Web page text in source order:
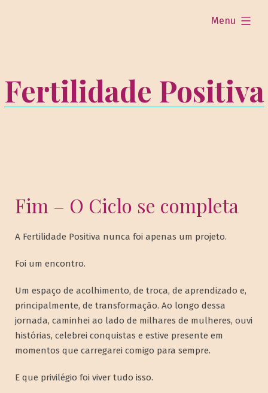
Fertilidade Positiva
Menu
expandido
Fim – O Ciclo se completa
A Fertilidade Positiva nunca foi apenas um projeto.
Foi um encontro.
Um espaço de acolhimento, de troca, de aprendizado e,
principalmente, de transformação. Ao longo dessa
jornada, caminhei ao lado de milhares de mulheres, ouvi
histórias, celebrei conquistas e estive presente em
momentos que carregarei comigo para sempre.
E que privilégio foi viver tudo isso.